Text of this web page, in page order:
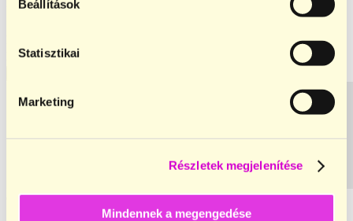
Beállítások
Statisztikai
Marketing
Részletek megjelenítése
Mindennek a megengedése
Email
Cégeknek